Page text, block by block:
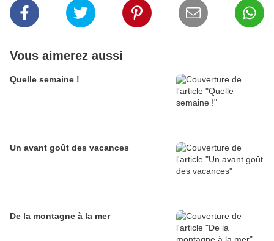
Vous aimerez aussi
Quelle semaine !
Un avant goût des vacances
De la montagne à la mer